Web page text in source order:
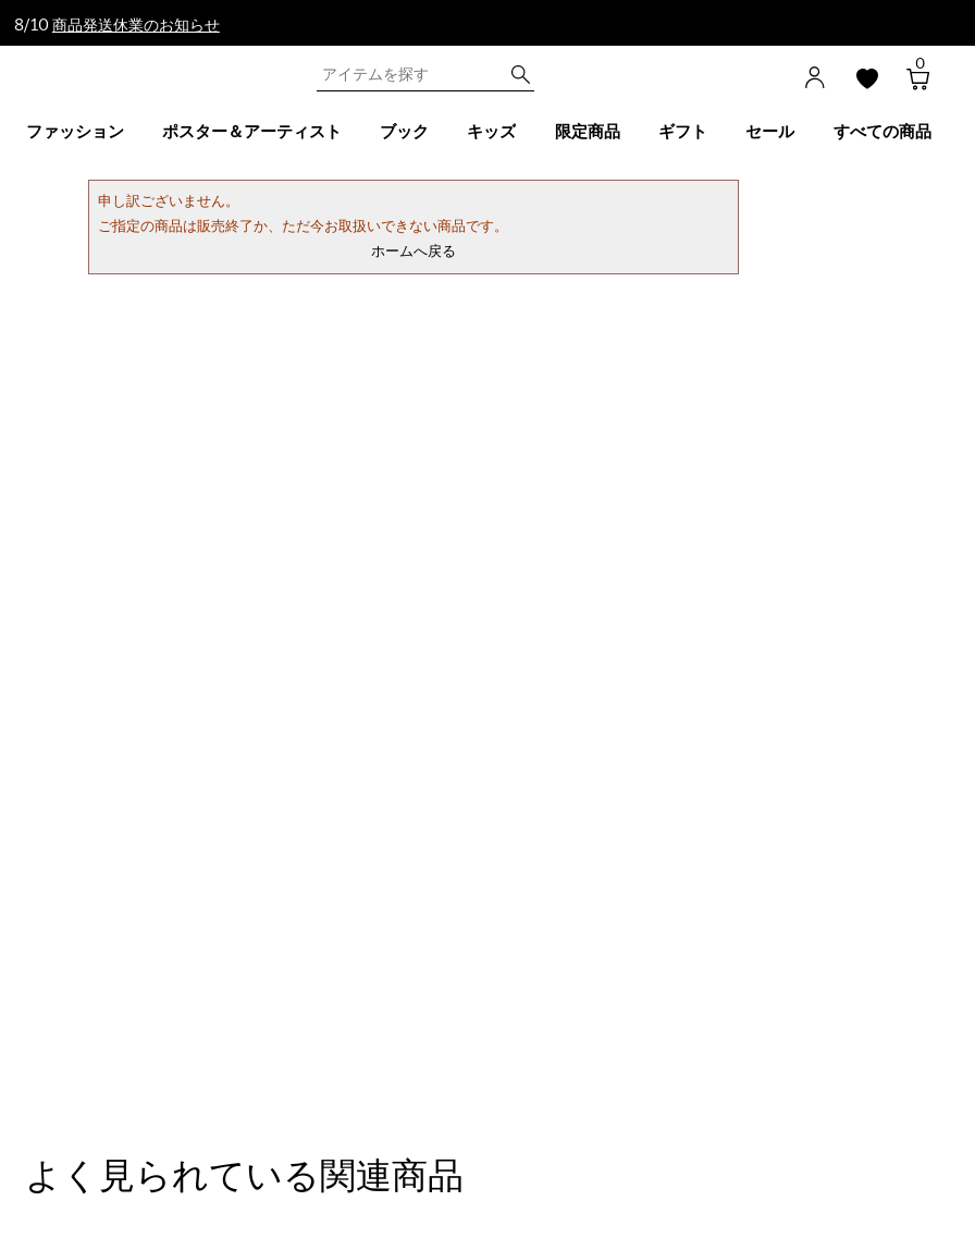
8/10 商品発送休業のお知らせ
0
ファッション ポスター＆アーティスト ブック キッズ 限定商品 ギフト セール すべての商品
申し訳ございません。
ご指定の商品は販売終了か、ただ今お取扱いできない商品です。
ホームへ戻る
よく見られている関連商品